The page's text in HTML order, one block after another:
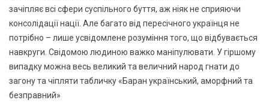
зачіпляє всі сфери суспільного буття, аж ніяк не сприяючи
консолідації нації. Але багато від пересічного українця не
потрібно – лише усвідомлене розуміння того, що відбувається
навкруги. Свідомою людиною важко маніпулювати. У гіршому
випадку можна весь великий та величний народ гнати до
загону та чіпляти табличку «Баран український, аморфний та
безправний»